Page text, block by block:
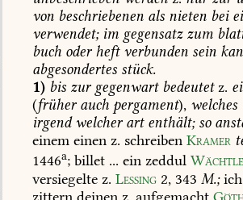
von beschriebenen als nieten bei
verwendet;im gegensatzzum
buch oderheftverbunden sein
abgesondertes stück.
1) bis zurgegenwartbedeutetz.
(früherauch pergament), welches
irgendwelcherartenthält;so
einem einen z. schreiben Kramer
1446a; billet ... ein zeddul
versiegelte z. Lessing 2, 343 M.;ich
zittern deinen z. aufgemacht